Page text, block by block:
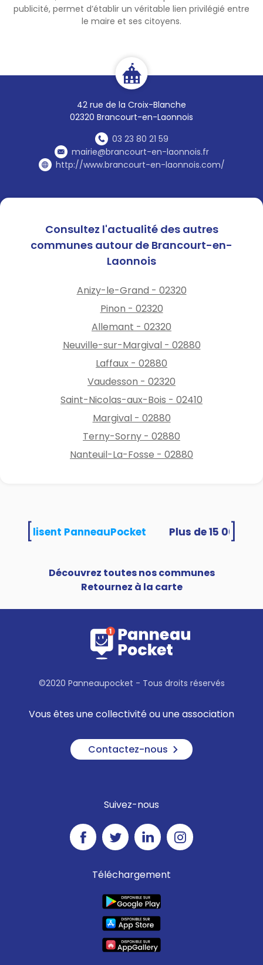
publicité, permet d’établir un véritable lien privilégié entre
le maire et ses citoyens.
42 rue de la Croix-Blanche
02320 Brancourt-en-Laonnois
03 23 80 21 59
mairie@brancourt-en-laonnois.fr
http://www.brancourt-en-laonnois.com/
Consultez l'actualité des autres
communes autour de Brancourt-en-
Laonnois
Anizy-le-Grand - 02320
Pinon - 02320
Allemant - 02320
Neuville-sur-Margival - 02880
Laffaux - 02880
Vaudesson - 02320
Saint-Nicolas-aux-Bois - 02410
Margival - 02880
Terny-Sorny - 02880
Nanteuil-La-Fosse - 02880
utilisent PanneauPocket
Découvrez toutes nos communes
Retournez à la carte
©2020 Panneaupocket - Tous droits réservés
Vous êtes une collectivité ou une association
Contactez-nous
Suivez-nous
Téléchargement